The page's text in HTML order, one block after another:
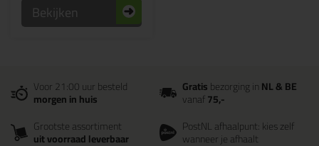
Bekijken
Voor 21:00 uur besteld
morgen in huis
Gratisbezorging inNL & BE
vanaf75,-
Grootste assortiment
uit voorraad leverbaar
PostNL afhaalpunt: kies zelf
wanneer je afhaalt